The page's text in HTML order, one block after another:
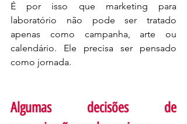
É por isso que marketing para
laboratório não pode ser tratado
apenas como campanha, arte ou
calendário. Ele precisa ser pensado
como jornada.
Algumas decisões de